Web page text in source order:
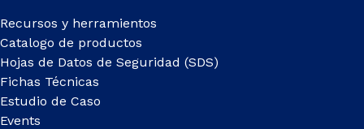
Recursos y herramientos
Catalogo de productos
Hojas de Datos de Seguridad (SDS)
Fichas Técnicas
Estudio de Caso
Events